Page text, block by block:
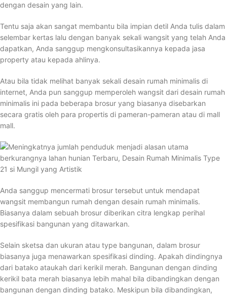
dengan desain yang lain.
Tentu saja akan sangat membantu bila impian detil Anda tulis dalam
selembar kertas lalu dengan banyak sekali wangsit yang telah Anda
dapatkan, Anda sanggup mengkonsultasikannya kepada jasa
property atau kepada ahlinya.
Atau bila tidak melihat banyak sekali desain rumah minimalis di
internet, Anda pun sanggup memperoleh wangsit dari desain rumah
minimalis ini pada beberapa brosur yang biasanya disebarkan
secara gratis oleh para propertis di pameran-pameran atau di mall
mall.
Anda sanggup mencermati brosur tersebut untuk mendapat
wangsit membangun rumah dengan desain rumah minimalis.
Biasanya dalam sebuah brosur diberikan citra lengkap perihal
spesifikasi bangunan yang ditawarkan.
Selain sketsa dan ukuran atau type bangunan, dalam brosur
biasanya juga menawarkan spesifikasi dinding. Apakah dindingnya
dari batako ataukah dari kerikil merah. Bangunan dengan dinding
kerikil bata merah biasanya lebih mahal bila dibandingkan dengan
bangunan dengan dinding batako. Meskipun bila dibandingkan,